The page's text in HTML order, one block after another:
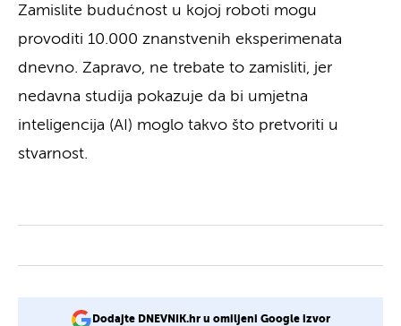
Zamislite budućnost u kojoj roboti mogu
provoditi 10.000 znanstvenih eksperimenata
dnevno. Zapravo, ne trebate to zamisliti, jer
nedavna studija pokazuje da bi umjetna
inteligencija (AI) moglo takvo što pretvoriti u
stvarnost.
Dodajte DNEVNIK.hr u omiljeni Google izvor